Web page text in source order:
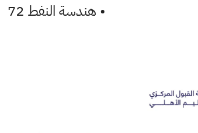
• هندسة النفط 72